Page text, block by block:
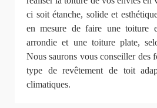
ci soit étanche, solide et
en mesure de faire une toiture
arrondie et une toiture plate,
Nous saurons vous conseiller des
type de revêtement de toit
climatiques.